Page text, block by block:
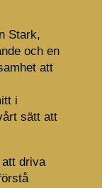
Stark,
och en
att
i
sätt att
driva